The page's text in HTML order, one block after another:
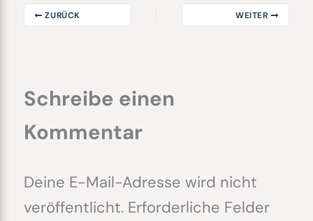
ZURÜCK WEITER
Schreibe einen
Kommentar
Deine E-Mail-Adresse wird nicht
veröffentlicht. Erforderliche Felder